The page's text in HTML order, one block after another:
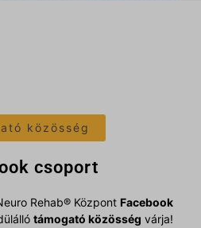
közösség
csoport
Rehab® Központ Facebook
támogató közösség várja!